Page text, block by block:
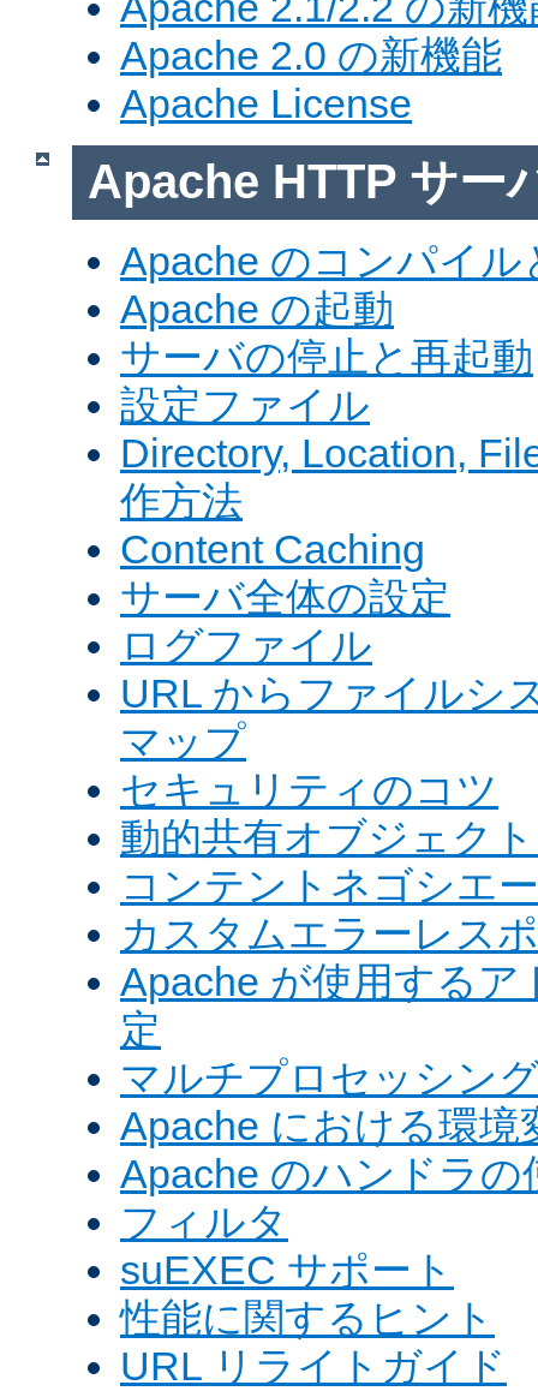
Apache 2.0 の新機能
Apache License
Apache HTTP サー
Apache のコンパイ
Apache の起動
サーバの停止と再起動
設定ファイル
Directory, Location,
作方法
Content Caching
サーバ全体の設定
ログファイル
URL からファイルシ
マップ
セキュリティのコツ
動的共有オブジェク
コンテントネゴシエ
カスタムエラーレス
Apache が使用する
定
マルチプロセッシン
Apache における環境
Apache のハンドラの
フィルタ
suEXEC サポート
性能に関するヒント
URL リライトガイド